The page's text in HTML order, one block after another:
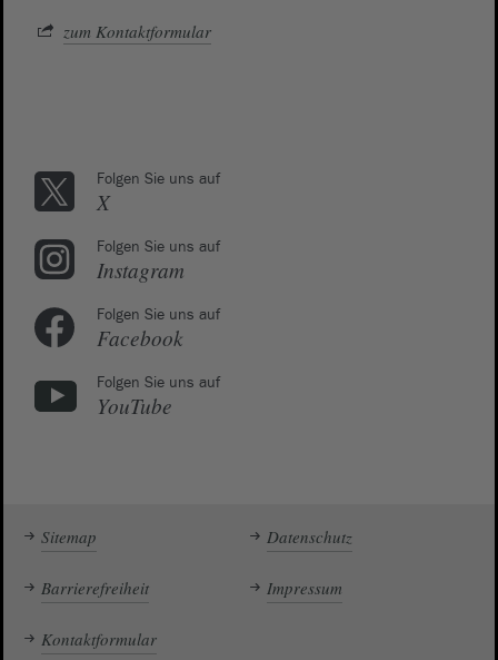
zum Kontaktformular
Folgen Sie uns auf
X
Folgen Sie uns auf
Instagram
Folgen Sie uns auf
Facebook
Folgen Sie uns auf
YouTube
Sitemap Datenschutz
Barrierefreiheit Impressum
Kontaktformular